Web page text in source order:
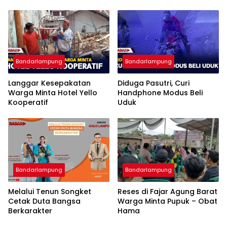
Bandarlampung
Langgar Kesepakatan
Warga Minta Hotel Yello
Kooperatif
Bandarlampung
Diduga Pasutri, Curi
Handphone Modus Beli
Uduk
Bandarlampung
Melalui Tenun Songket
Cetak Duta Bangsa
Berkarakter
Bandarlampung
Reses di Fajar Agung Barat
Warga Minta Pupuk – Obat
Hama